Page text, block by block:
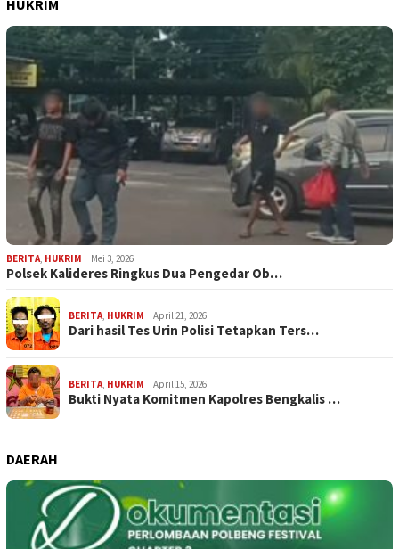
HUKRIM
BERITA HUKRIM Mei 3, 2026
Polsek Kalideres Ringkus Dua Pengedar Ob…
BERITA HUKRIM April 21, 2026
Dari hasil Tes Urin Polisi Tetapkan Ters…
BERITA HUKRIM April 15, 2026
Bukti Nyata Komitmen Kapolres Bengkalis …
DAERAH